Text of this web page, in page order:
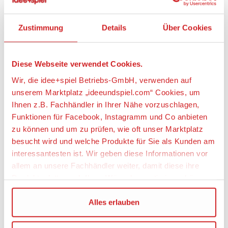
Zustimmung Details Über Cookies
Diese Webseite verwendet Cookies.
Wir, die idee+spiel Betriebs-GmbH, verwenden auf
unserem Marktplatz „ideeundspiel.com“ Cookies, um
Ihnen z.B. Fachhändler in Ihrer Nähe vorzuschlagen,
Funktionen für Facebook, Instagramm und Co anbieten
zu können und um zu prüfen, wie oft unser Marktplatz
besucht wird und welche Produkte für Sie als Kunden am
interessantesten ist. Wir geben diese Informationen vor
allem an unsere Fachhändler weiter, damit diese ihre
Wir verwenden den Google Tag Manager um weitere
Dienste einzubinden.
Alles erlauben
Führerhaus ist komplett verglast und bietet einer
ausgezeichnete Rundum-Sicht. Der Stapler ist mit
einem Doppelhubmast ausgestattet, dessen Hub-
können. Das Modell verfügt über eine leicht zu
wie beim Original, auf engstem Raum zu
manövrieren. Für den Transport großer Lasten ist
eine Schwerlast Palette, sowie 3 Gitterboxen im
Lieferumfang enthalten. Aus dem breiten Bruder
Transport-Sortiment passen besonders gut der
Mercedes Benz Baustellen LKW (Art.-Nr. 03651),
Nr.02511).
Kabinenscheiben aus transparentem und
bruchsicherem Kunststoff